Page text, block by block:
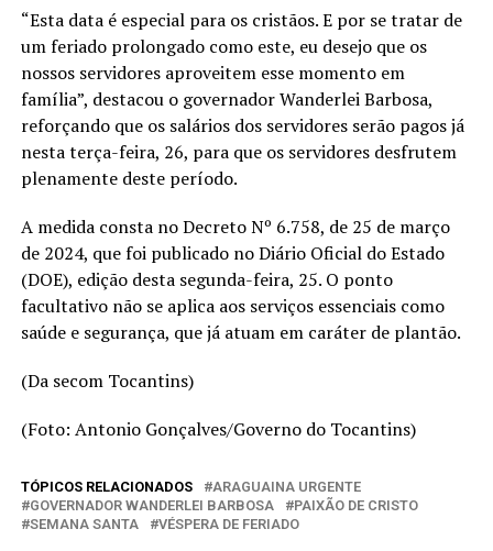
“Esta data é especial para os cristãos. E por se tratar de
um feriado prolongado como este, eu desejo que os
nossos servidores aproveitem esse momento em
família”, destacou o governador Wanderlei Barbosa,
reforçando que os salários dos servidores serão pagos já
nesta terça-feira, 26, para que os servidores desfrutem
plenamente deste período.
A medida consta no Decreto Nº 6.758, de 25 de março
de 2024, que foi publicado no Diário Oficial do Estado
(DOE), edição desta segunda-feira, 25. O ponto
facultativo não se aplica aos serviços essenciais como
saúde e segurança, que já atuam em caráter de plantão.
(Da secom Tocantins)
(Foto: Antonio Gonçalves/Governo do Tocantins)
TÓPICOS RELACIONADOS
ARAGUAINA URGENTE
GOVERNADOR WANDERLEI BARBOSA
PAIXÃO DE CRISTO
SEMANA SANTA
VÉSPERA DE FERIADO